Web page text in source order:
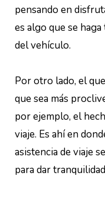
pensando en
es algo que se
del vehículo.
Por otro lado, el
que sea más
por ejemplo, el
viaje. Es ahí en
asistencia de viaje
para dar